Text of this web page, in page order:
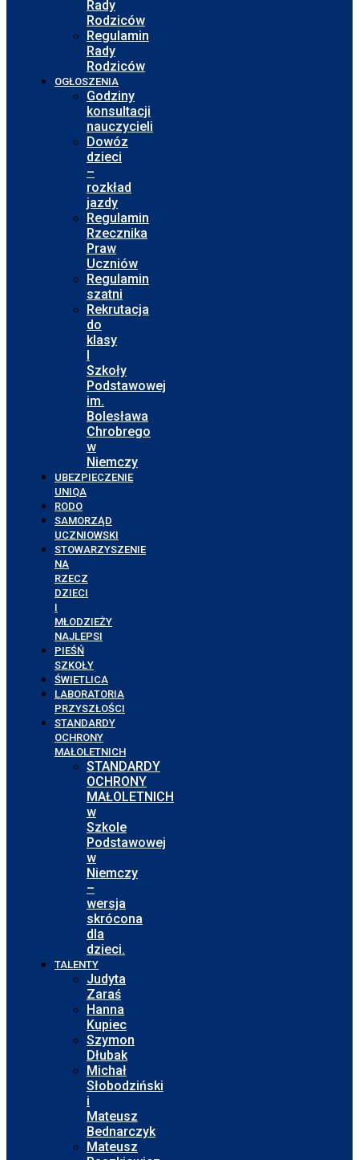
Rady
Rodziców
Regulamin
Rady
Rodziców
OGŁOSZENIA
Godziny
konsultacji
nauczycieli
Dowóz
dzieci
–
rozkład
jazdy
Regulamin
Rzecznika
Praw
Uczniów
Regulamin
szatni
Rekrutacja
do
klasy
I
Szkoły
Podstawowej
im.
Bolesława
Chrobrego
w
Niemczy
UBEZPIECZENIE
UNIQA
RODO
SAMORZĄD
UCZNIOWSKI
STOWARZYSZENIE
NA
RZECZ
DZIECI
I
MŁODZIEŻY
NAJLEPSI
PIEŚŃ
SZKOŁY
ŚWIETLICA
LABORATORIA
PRZYSZŁOŚCI
STANDARDY
OCHRONY
MAŁOLETNICH
STANDARDY
OCHRONY
MAŁOLETNICH
w
Szkole
Podstawowej
w
Niemczy
–
wersja
skrócona
dla
dzieci.
TALENTY
Judyta
Zaraś
Hanna
Kupiec
Szymon
Dłubak
Michał
Słobodziński
i
Mateusz
Bednarczyk
Mateusz